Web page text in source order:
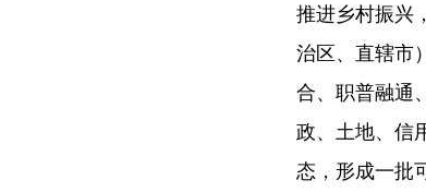
推进乡村振兴
治区、直辖市
合、职普融通
政、土地、信
态，形成一批